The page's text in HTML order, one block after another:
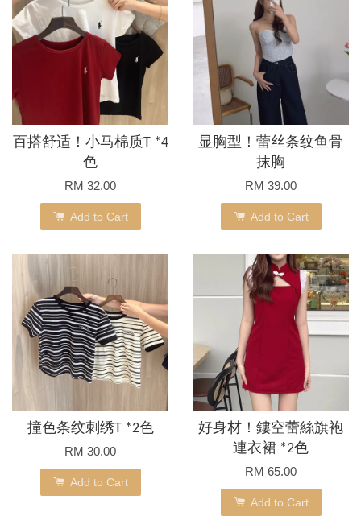
百搭舒适！小马棉质T *4
色
RM 32.00
Add to Cart
显胸型！蕾丝条纹鱼骨
抹胸
RM 39.00
Add to Cart
撞色条纹刺绣T *2色
RM 30.00
Add to Cart
好身材！鏤空蕾絲旗袍
連衣裙 *2色
RM 65.00
Add to Cart